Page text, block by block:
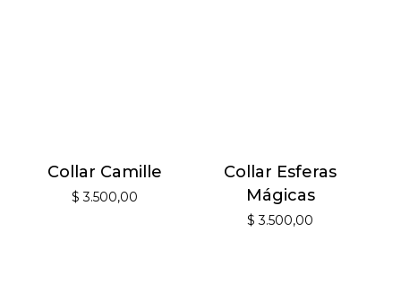
Collar Camille
$ 3.500,00
Collar Esferas
Mágicas
$ 3.500,00